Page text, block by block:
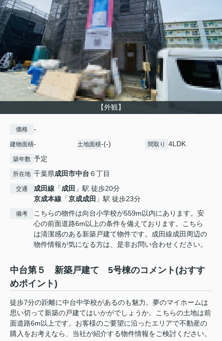
【外観】
価格 -
建物面積- 土地面積-(-) 間取り 4LDK
築年数 予定
所在地 千葉県成田市中台 ６丁目
交通 成田線 「成田 」駅 徒歩20分
京成本線 「京成成田 」駅 徒歩23分
備考
こちらの物件は向台小学校が559m以内にあります。安
心の前面道路6m以上の条件を備えております。こちら
は清潔感のある新築戸建て物件です。成田線成田周辺の
物件情報が気になる方は、是非お問い合わせください。
中台第５ 新築戸建て 5号棟のコメント(おすす
めポイント)
徒歩7分の距離に中台中学校があるのも魅力。夢のマイホームは
思い切って新築の戸建てはいかがでしょうか。こちらの土地は前
面道路6m以上です。お客様のご要望に沿ったエリアで不動産の
購入をお考えなら、当社が紹介する物件情報をご検討ください。